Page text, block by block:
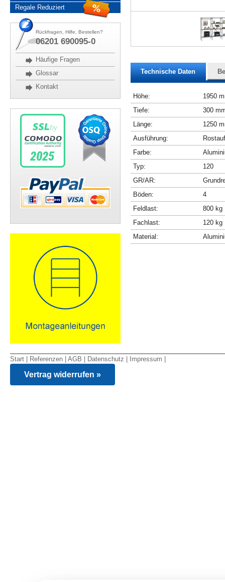
Regale Reduziert
Rückfragen, Hilfe, Bestellen?
06201 690095-0
Häufige Fragen
Glossar
Kontakt
Technische Daten
Höhe:
1950
Tiefe:
300
Länge:
1250
Ausführung:
Farbe:
Typ:
120
GR/AR:
Böden:
4
Feldlast:
800 kg
Fachlast:
120 kg
Material:
Start Referenzen AGB Datenschutz Impressum
Vertrag widerrufen »